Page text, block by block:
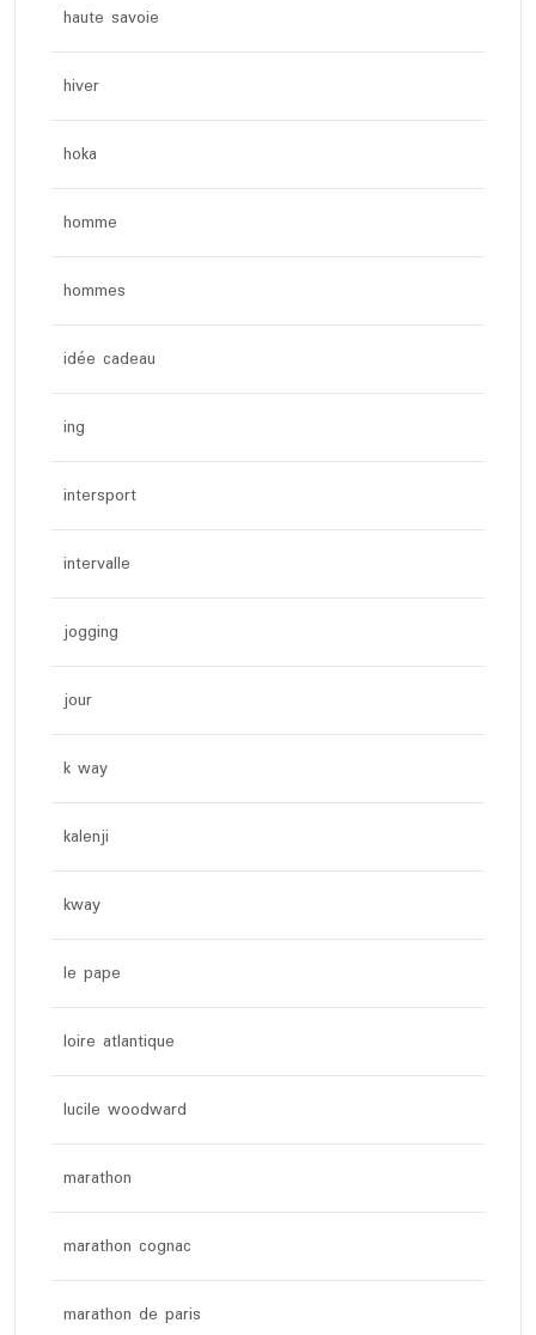
haute savoie
hiver
hoka
homme
hommes
idée cadeau
ing
intersport
intervalle
jogging
jour
k way
kalenji
kway
le pape
loire atlantique
lucile woodward
marathon
marathon cognac
marathon de paris